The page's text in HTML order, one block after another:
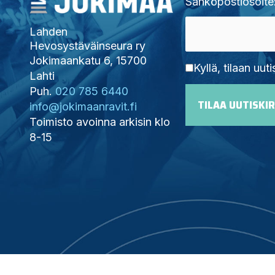
Lahden
Hevosystäväinseura ry
Jokimaankatu 6, 15700
Lahti
Puh. 020 785 6440
info@jokimaanravit.fi
Toimisto avoinna arkisin klo
8-15
Kyllä, tilaan